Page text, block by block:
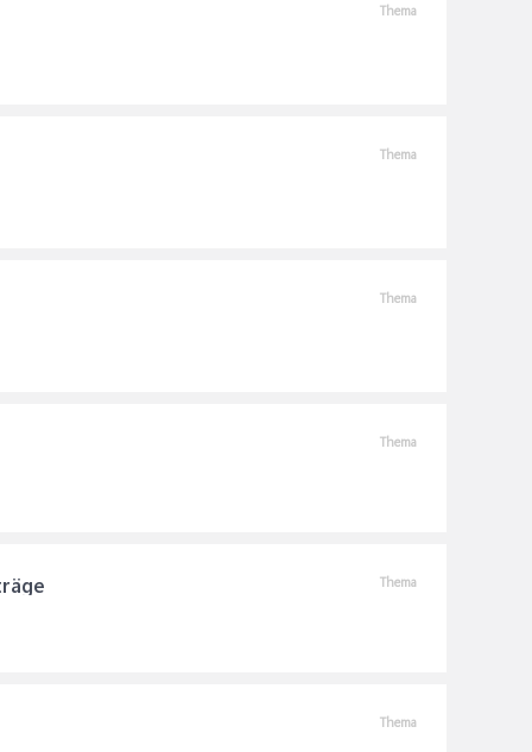
Thema
Thema
Thema
Thema
Thema
Thema